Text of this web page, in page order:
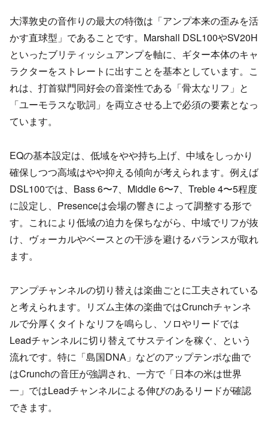
大澤敦史の音作りの最大の特徴は「アンプ本来の歪みを活
かす直球型」であることです。Marshall DSL100やSV20H
といったブリティッシュアンプを軸に、ギター本体のキャ
ラクターをストレートに出すことを基本としています。こ
れは、打首獄門同好会の音楽性である「骨太なリフ」と
「ユーモラスな歌詞」を両立させる上で必須の要素となっ
ています。
EQの基本設定は、低域をやや持ち上げ、中域をしっかり
確保しつつ高域はやや抑える傾向が考えられます。例えば
DSL100では、Bass 6〜7、Middle 6〜7、Treble 4〜5程度
に設定し、Presenceは会場の響きによって調整する形で
す。これにより低域の迫力を保ちながら、中域でリフが抜
け、ヴォーカルやベースとの干渉を避けるバランスが取れ
ます。
アンプチャンネルの切り替えは楽曲ごとに工夫されている
と考えられます。リズム主体の楽曲ではCrunchチャンネ
ルで分厚くタイトなリフを鳴らし、ソロやリードでは
Leadチャンネルに切り替えてサステインを稼ぐ、という
流れです。特に「島国DNA」などのアップテンポな曲で
はCrunchの音圧が強調され、一方で「日本の米は世界
一」ではLeadチャンネルによる伸びのあるリードが確認
できます。